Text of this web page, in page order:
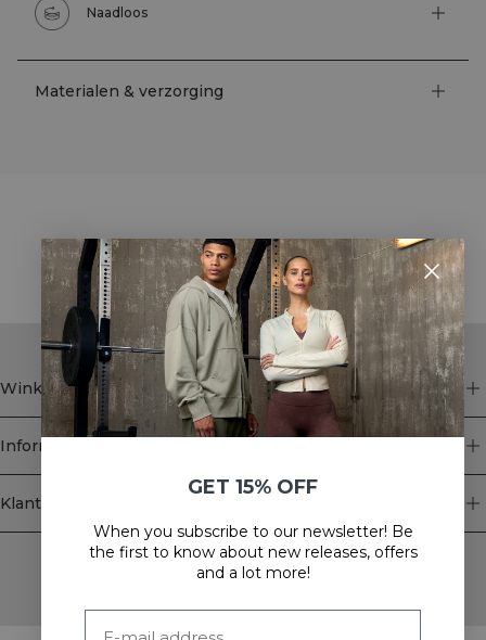
Naadloos
Materialen & verzorging
STYLE WITH
Winkel
Informatie
Klantenservice
Newsletter
Schrijf je voor onze nieuwsbrief! Ontvang exclusieve
GET 15% OFF
When you subscribe to our newsletter! Be
the first to know about new releases, offers
and a lot more!